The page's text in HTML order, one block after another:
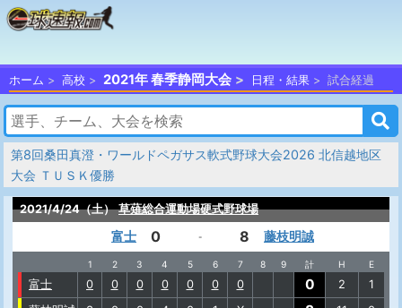
ホーム 高校 2021年 春季静岡大会 日程・結果 試合経過
第8回桑田真澄・ワールドペガサス軟式野球大会2026 北信越地区
大会 ＴＵＳＫ優勝
2021/4/24（土） 草薙総合運動場硬式野球場
富士 0 - 8 藤枝明誠
1 2 3 4 5 6 7 8 9 計 H E
富士 0 0 0 0 0 0 0 0 2
1